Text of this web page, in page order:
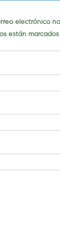
electrónico
están